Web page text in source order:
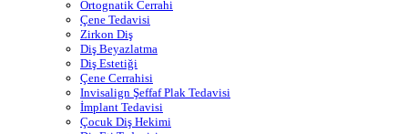
Ortognatik Cerrahi
Çene Tedavisi
Zirkon Diş
Diş Beyazlatma
Diş Estetiği
Çene Cerrahisi
Invisalign Şeffaf Plak Tedavisi
İmplant Tedavisi
Çocuk Diş Hekimi